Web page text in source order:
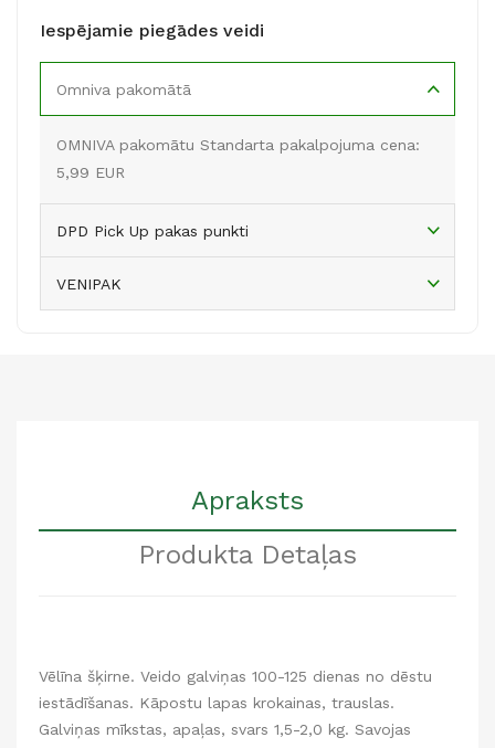
Iespējamie piegādes veidi
Omniva pakomātā
OMNIVA pakomātu Standarta pakalpojuma cena:
5,99 EUR
DPD Pick Up pakas punkti
VENIPAK
Apraksts
Produkta Detaļas
Vēlīna šķirne. Veido galviņas 100-125 dienas no dēstu
iestādīšanas. Kāpostu lapas krokainas, trauslas.
Galviņas mīkstas, apaļas, svars 1,5-2,0 kg. Savojas